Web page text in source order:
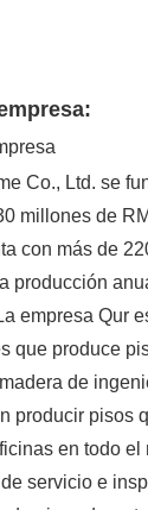
Co., Ltd. se
millones de
con más de
producción
empresa Qur
que produce
de
producir pisos
en todo el
servicio e